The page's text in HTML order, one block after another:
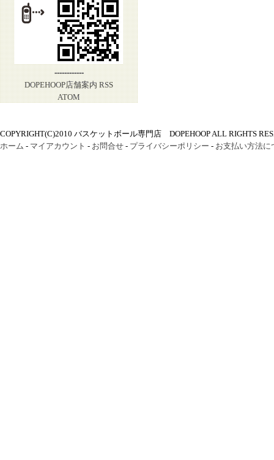
------------
DOPEHOOP店舗案内 RSS
ATOM
COPYRIGHT(C)2010 バスケットボール専門店 DOPEHOOP ALL RIGHTS
ホーム - マイアカウント - お問合せ - プライバシーポリシー - お支払い方法に